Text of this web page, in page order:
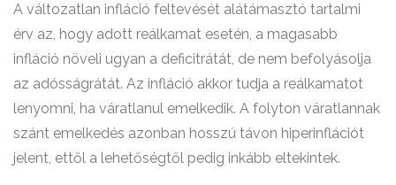
A változatlan infláció feltevését alátámasztó tartalmi
érv az, hogy adott reálkamat esetén, a magasabb
infláció növeli ugyan a deficitrátát, de nem befolyásolja
az adósságrátát. Az infláció akkor tudja a reálkamatot
lenyomni, ha váratlanul emelkedik. A folyton váratlannak
szánt emelkedés azonban hosszú távon hiperinflációt
jelent, ettől a lehetőségtől pedig inkább eltekintek.